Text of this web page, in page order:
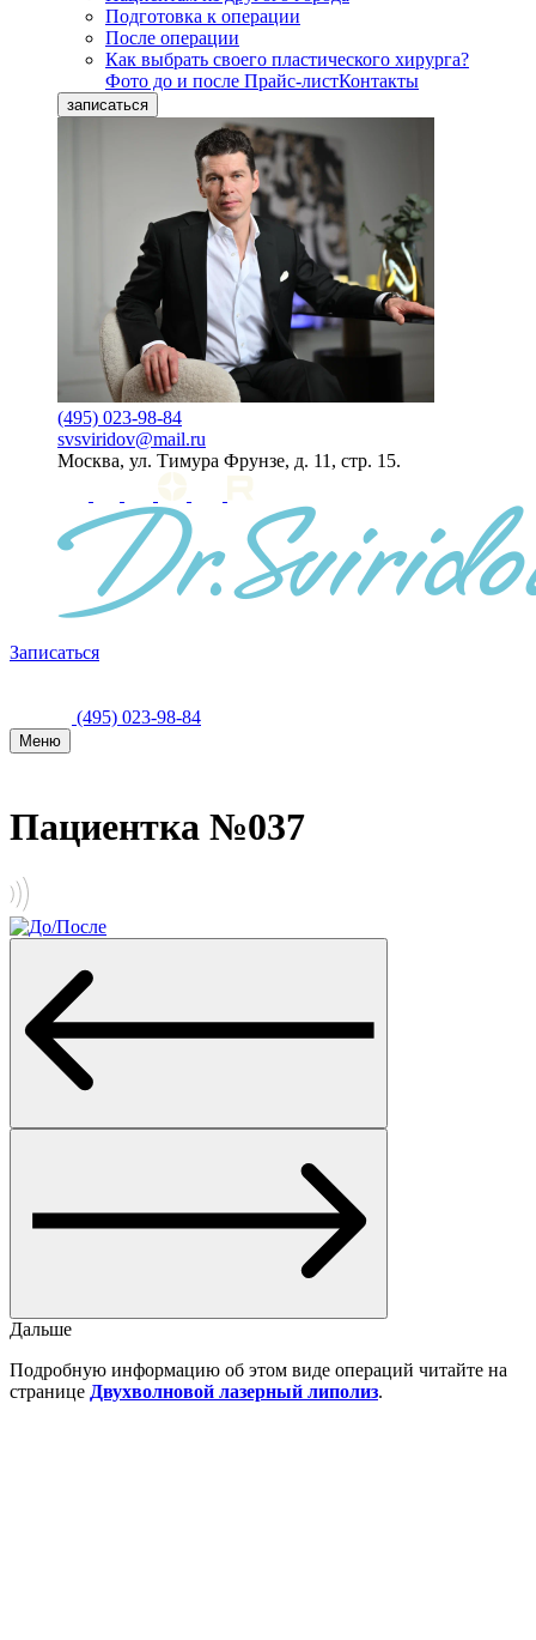
Подготовка к операции
После операции
Как выбрать своего пластического хирурга?
Фото до и после Прайс-листКонтакты
записаться
(495) 023-98-84
svsviridov@mail.ru
Москва, ул. Тимура Фрунзе, д. 11, стр. 15.
Записаться
(495) 023-98-84
Меню
Пациентка №037
Дальше
Подробную информацию об этом виде операций читайте на
странице Двухволновой лазерный липолиз.